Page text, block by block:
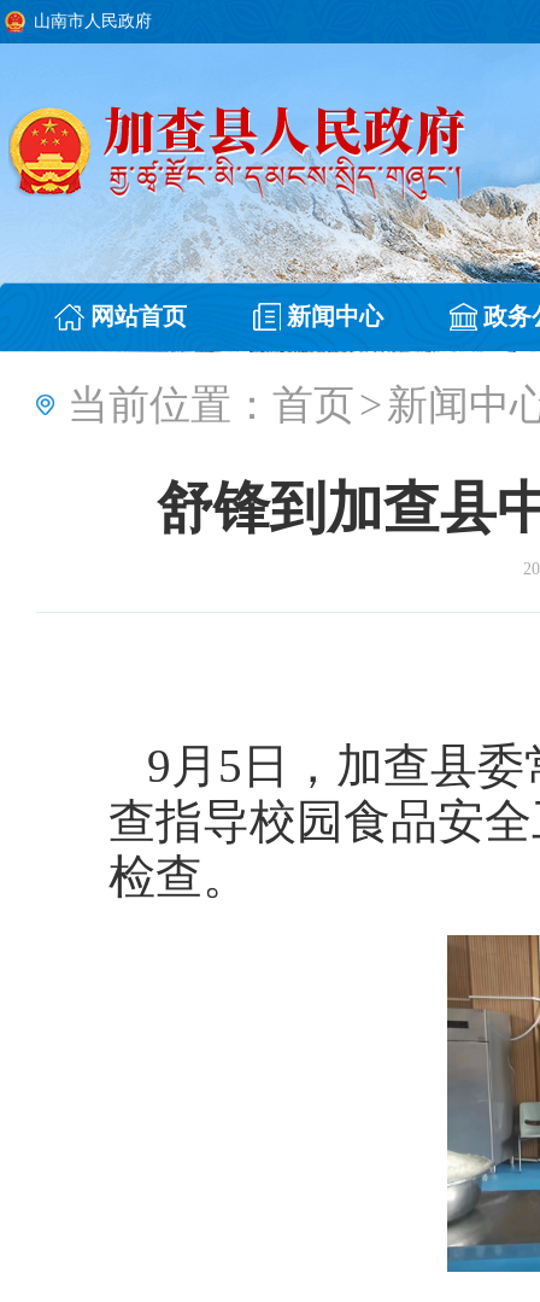
山南市人民政府
网站首页 新闻中心 政务
当前位置： 首页>新闻中
舒锋到加查县
9月5日，加查县
查指导校园食品安
检查。